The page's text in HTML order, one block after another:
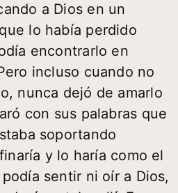
a Dios en un
lo había perdido
encontrarlo en
incluso cuando no
nunca dejó de amarlo
con sus palabras que
soportando
y lo haría como el
sentir ni oír a Dios,